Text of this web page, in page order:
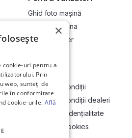
Ghid foto mașină
Vinde-ți mașina
Devino dealer
Compania
Termeni și condiții
Termeni și condiții dealeri
Politică confidențialitate
Politica de cookies
×
cookie-uri pentru a
Prin
web, sunteți de
în conformitate
cookie-urile. Află